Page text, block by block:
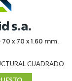
70 x 70 x 1.60 mm.
CUADRADO